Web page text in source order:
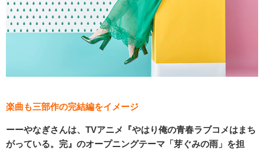
楽曲も三部作の完結編をイメージ
ーーやなぎさんは、TVアニメ『やはり俺の青春ラブコメはまち
がっている。完』のオープニングテーマ「芽ぐみの雨」を担